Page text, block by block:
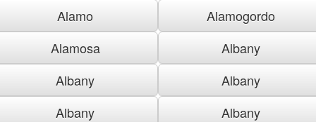
Alamo
Alamogordo
Alamosa
Albany
Albany
Albany
Albany
Albany